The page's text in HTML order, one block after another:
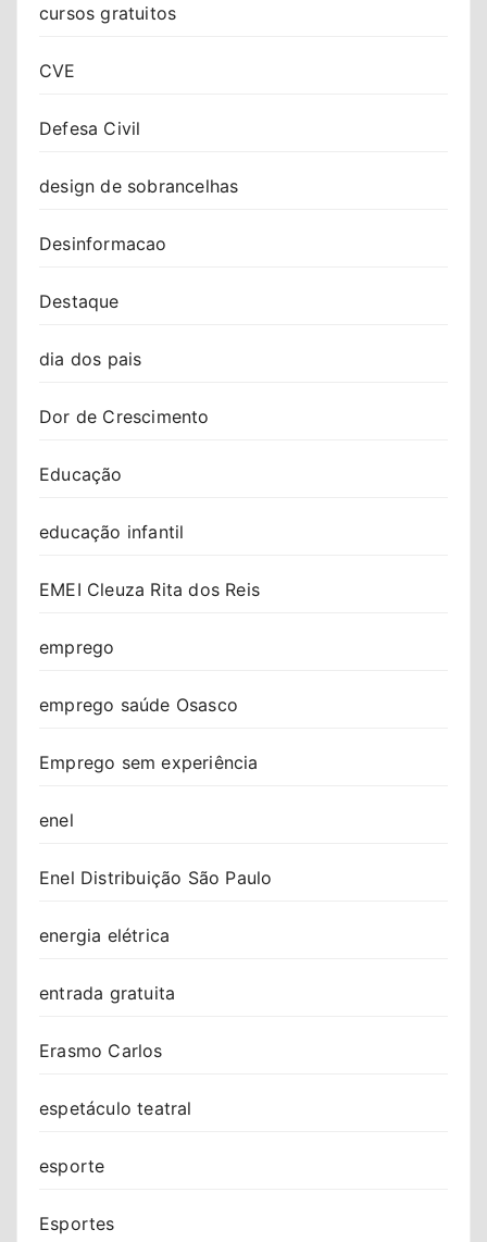
cursos gratuitos
CVE
Defesa Civil
design de sobrancelhas
Desinformacao
Destaque
dia dos pais
Dor de Crescimento
Educação
educação infantil
EMEI Cleuza Rita dos Reis
emprego
emprego saúde Osasco
Emprego sem experiência
enel
Enel Distribuição São Paulo
energia elétrica
entrada gratuita
Erasmo Carlos
espetáculo teatral
esporte
Esportes